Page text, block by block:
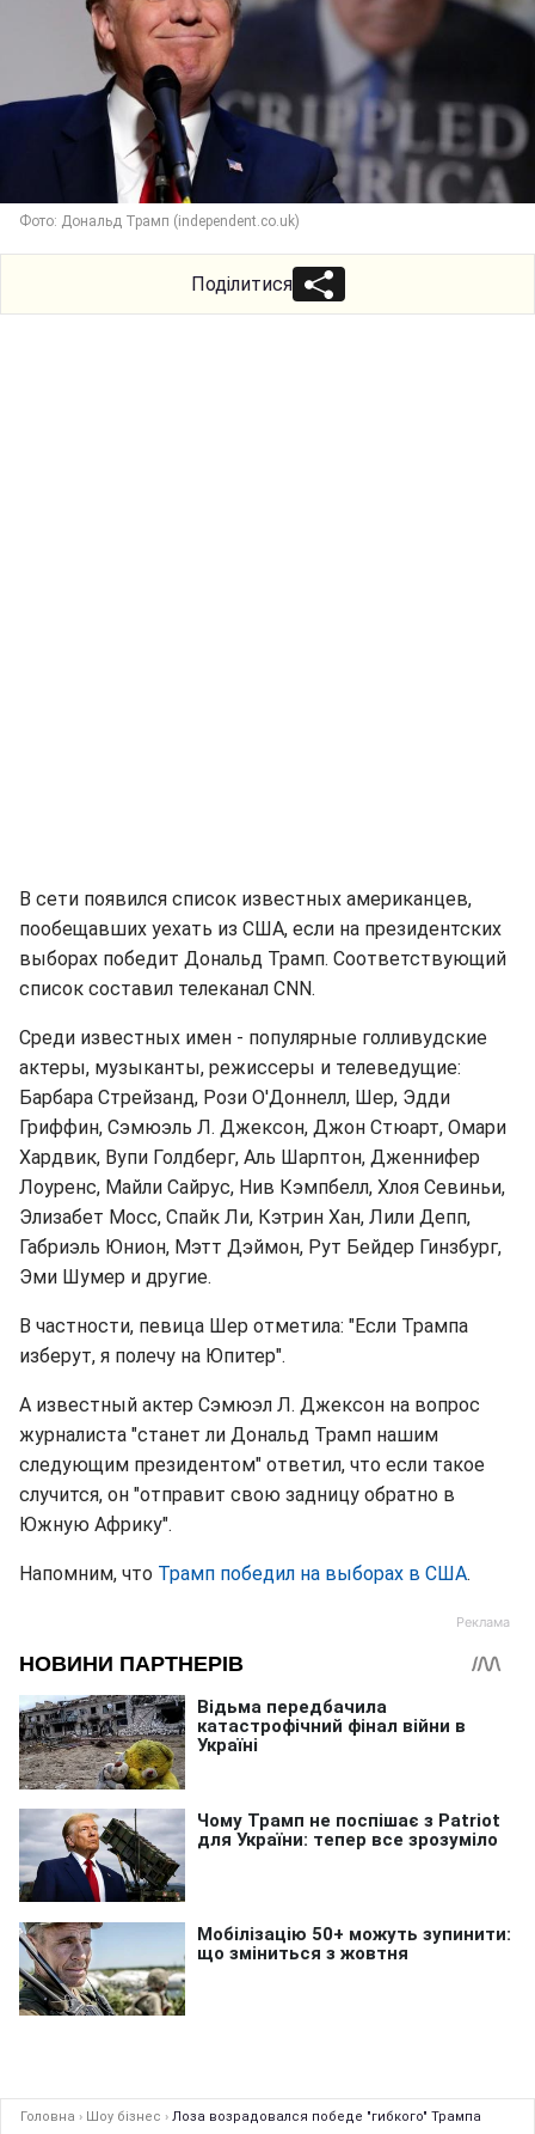
Фото: Дональд Трамп (independent.co.uk)
Поділитися
В сети появился список известных американцев,
пообещавших уехать из США, если на президентских
выборах победит Дональд Трамп. Соответствующий
список составил телеканал CNN.
Среди известных имен - популярные голливудские
актеры, музыканты, режиссеры и телеведущие:
Барбара Стрейзанд, Рози О'Доннелл, Шер, Эдди
Гриффин, Сэмюэль Л. Джексон, Джон Стюарт, Омари
Хардвик, Вупи Голдберг, Аль Шарптон, Дженнифер
Лоуренс, Майли Сайрус, Нив Кэмпбелл, Хлоя Севиньи,
Элизабет Мосс, Спайк Ли, Кэтрин Хан, Лили Депп,
Габриэль Юнион, Мэтт Дэймон, Рут Бейдер Гинзбург,
Эми Шумер и другие.
В частности, певица Шер отметила: "Если Трампа
изберут, я полечу на Юпитер".
А известный актер Сэмюэл Л. Джексон на вопрос
журналиста "станет ли Дональд Трамп нашим
следующим президентом" ответил, что если такое
случится, он "отправит свою задницу обратно в
Южную Африку".
Напомним, что Трамп победил на выборах в США.
Головна › Шоу бізнес › Лоза возрадовался победе "гибкого" Трампа